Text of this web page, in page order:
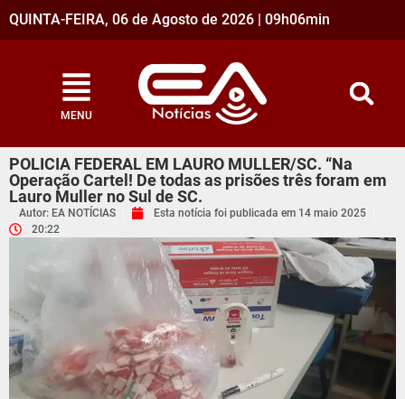
QUINTA-FEIRA, 06 de Agosto de 2026 | 09h06min
MENU
POLICIA FEDERAL EM LAURO MULLER/SC. “Na
Operação Cartel! De todas as prisões três foram em
Lauro Muller no Sul de SC.
Autor: EA NOTÍCIAS Esta notícia foi publicada em 14 maio 2025
20:22